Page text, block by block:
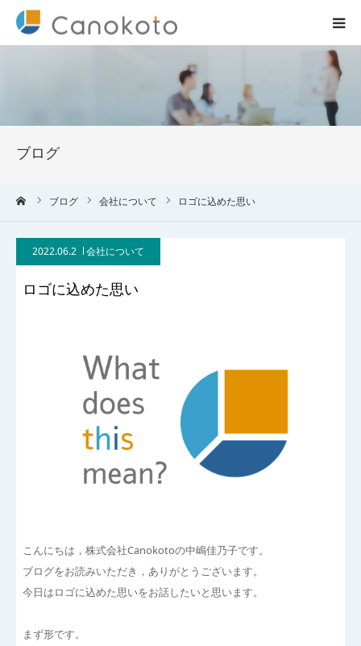
ブログ
ブログ 会社について ロゴに込めた思い
2022.06.2 会社について
ロゴに込めた思い
こんにちは，株式会社Canokotoの中嶋佳乃子です。
ブログをお読みいただき，ありがとうございます。
今日はロゴに込めた思いをお話したいと思います。
まず形です。
会社概要
ブログ
実績
コラム一覧